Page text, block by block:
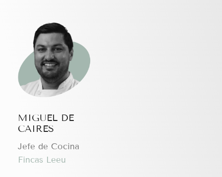
MIGUEL DE
CAIRES
Jefe de Cocina
Fincas Leeu